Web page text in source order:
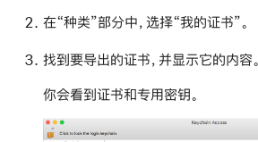
在“种类”部分中，选择“我的证书”。
找到要导出的证书，并显示它的内容。
你会看到证书和专用密钥。